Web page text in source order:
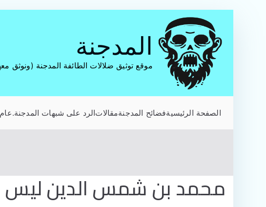
المحتوى
المدجنة
موقع توثيق ضلالات الطائفة المدجنة (ونوثق
الصفحة الرئيسيةفضائح المدجنةمقالاتالرد على شبهات المدجنة.عام
محمد بن شمس الدين ليس